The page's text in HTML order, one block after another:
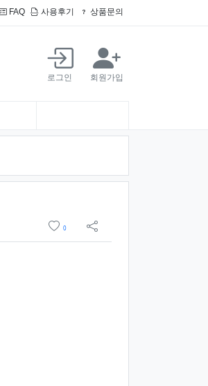
FAQ 사용후기 상품문의
로그인 회원가입
0
sns 공유